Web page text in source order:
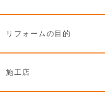
リフォームの目的
施工店